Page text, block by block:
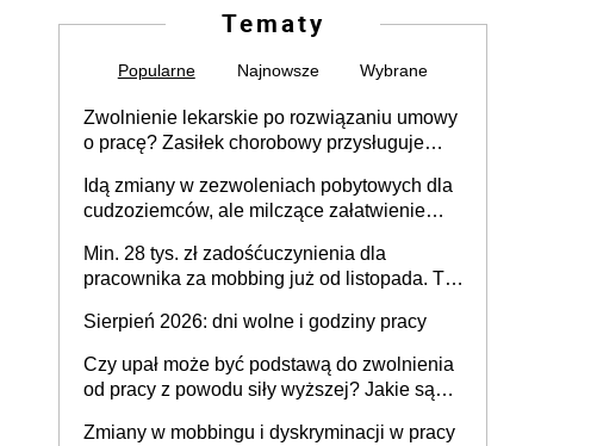
Tematy
Popularne Najnowsze Wybrane
Zwolnienie lekarskie po rozwiązaniu umowy
o pracę? Zasiłek chorobowy przysługuje
dni od ustania stosunku pracy
Idą zmiany w zezwoleniach pobytowych dla
cudzoziemców, ale milczące załatwienie
Min. 28 tys. zł zadośćuczynienia dla
pracownika za mobbing już od listopada. To
zespołu
Sierpień 2026: dni wolne i godziny pracy
Czy upał może być podstawą do zwolnienia
od pracy z powodu siły wyższej? Jakie są
Zmiany w mobbingu i dyskryminacji w pracy